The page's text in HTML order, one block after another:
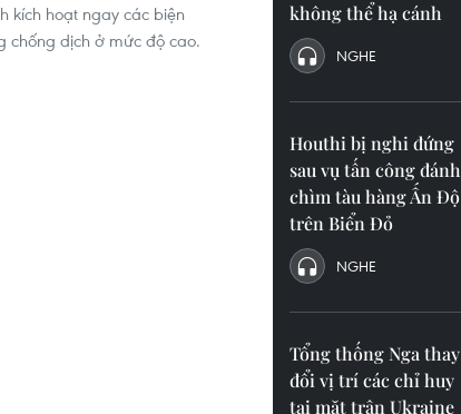
kích hoạt ngay các biện
chống dịch ở mức độ cao.
không thể hạ cánh
NGHE
Houthi bị nghi đứng
sau vụ tấn công đánh
chìm tàu hàng Ấn Độ
trên Biển Đỏ
NGHE
Tổng thống Nga thay
đổi vị trí các chỉ huy
tại mặt trận Ukraine